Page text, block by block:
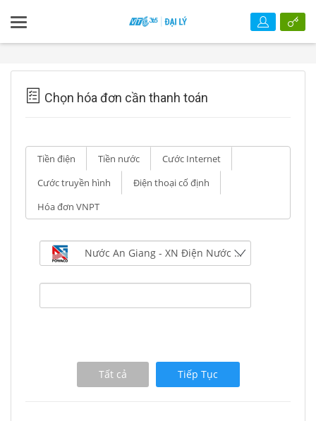
Chọn hóa đơn cần thanh toán
Tiền điện Tiền nước
Cước Internet
Cước truyền hình
Điện thoại cố định
Hóa đơn VNPT
Tất cả Tiếp Tục